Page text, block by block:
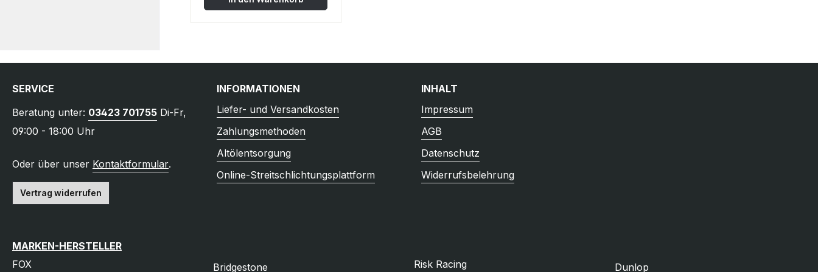
SERVICE
Beratung unter: 03423 701755 Di-Fr,
09:00 - 18:00 Uhr
Oder über unser Kontaktformular.
Vertrag widerrufen
INFORMATIONEN
Liefer- und Versandkosten
Zahlungsmethoden
Altölentsorgung
Online-Streitschlichtungsplattform
INHALT
Impressum
AGB
Datenschutz
Widerrufsbelehrung
MARKEN-HERSTELLER
FOX
Bridgestone Risk Racing Dunlop